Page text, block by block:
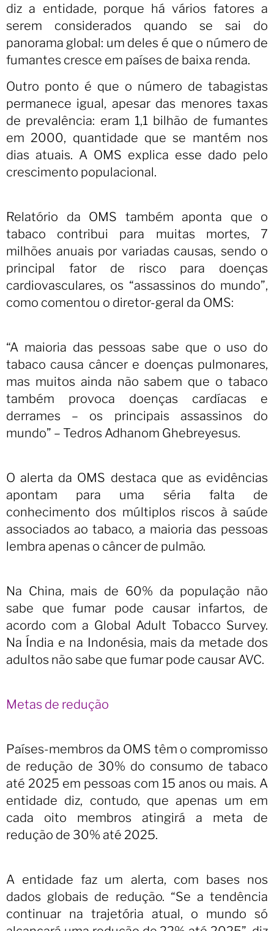
diz a entidade, porque há vários fatores a
serem considerados quando se sai do
panorama global: um deles é que o número de
fumantes cresce em países de baixa renda.
Outro ponto é que o número de tabagistas
permanece igual, apesar das menores taxas
de prevalência: eram 1,1 bilhão de fumantes
em 2000, quantidade que se mantém nos
dias atuais. A OMS explica esse dado pelo
crescimento populacional.
Relatório da OMS também aponta que o
tabaco contribui para muitas mortes, 7
milhões anuais por variadas causas, sendo o
principal fator de risco para doenças
cardiovasculares, os “assassinos do mundo”,
como comentou o diretor-geral da OMS:
“A maioria das pessoas sabe que o uso do
tabaco causa câncer e doenças pulmonares,
mas muitos ainda não sabem que o tabaco
também provoca doenças cardíacas e
derrames – os principais assassinos do
mundo” – Tedros Adhanom Ghebreyesus.
O alerta da OMS destaca que as evidências
apontam para uma séria falta de
conhecimento dos múltiplos riscos à saúde
associados ao tabaco, a maioria das pessoas
lembra apenas o câncer de pulmão.
Na China, mais de 60% da população não
sabe que fumar pode causar infartos, de
acordo com a Global Adult Tobacco Survey.
Na Índia e na Indonésia, mais da metade dos
adultos não sabe que fumar pode causar AVC.
Metas de redução
Países-membros da OMS têm o compromisso
de redução de 30% do consumo de tabaco
até 2025 em pessoas com 15 anos ou mais. A
entidade diz, contudo, que apenas um em
cada oito membros atingirá a meta de
redução de 30% até 2025.
A entidade faz um alerta, com bases nos
dados globais de redução. “Se a tendência
continuar na trajetória atual, o mundo só